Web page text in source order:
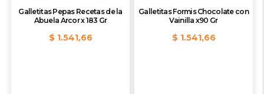
Galletitas Pepas Recetas de la
Abuela Arcor x 183 Gr
$ 1.541,66
Galletitas Formis Chocolate con
Vainilla x90 Gr
$ 1.541,66